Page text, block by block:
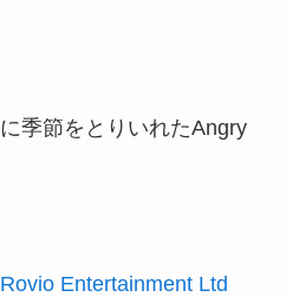
季節をとりいれたAngry
Entertainment Ltd